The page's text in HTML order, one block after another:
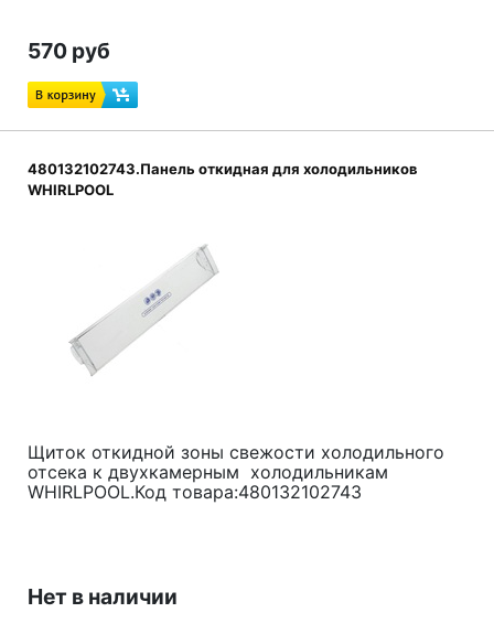
570 руб
480132102743.Панель откидная для холодильников
WHIRLPOOL
Щиток откидной зоны свежости холодильного
отсека к двухкамерным холодильникам
WHIRLPOOL.Код товара:480132102743
Нет в наличии